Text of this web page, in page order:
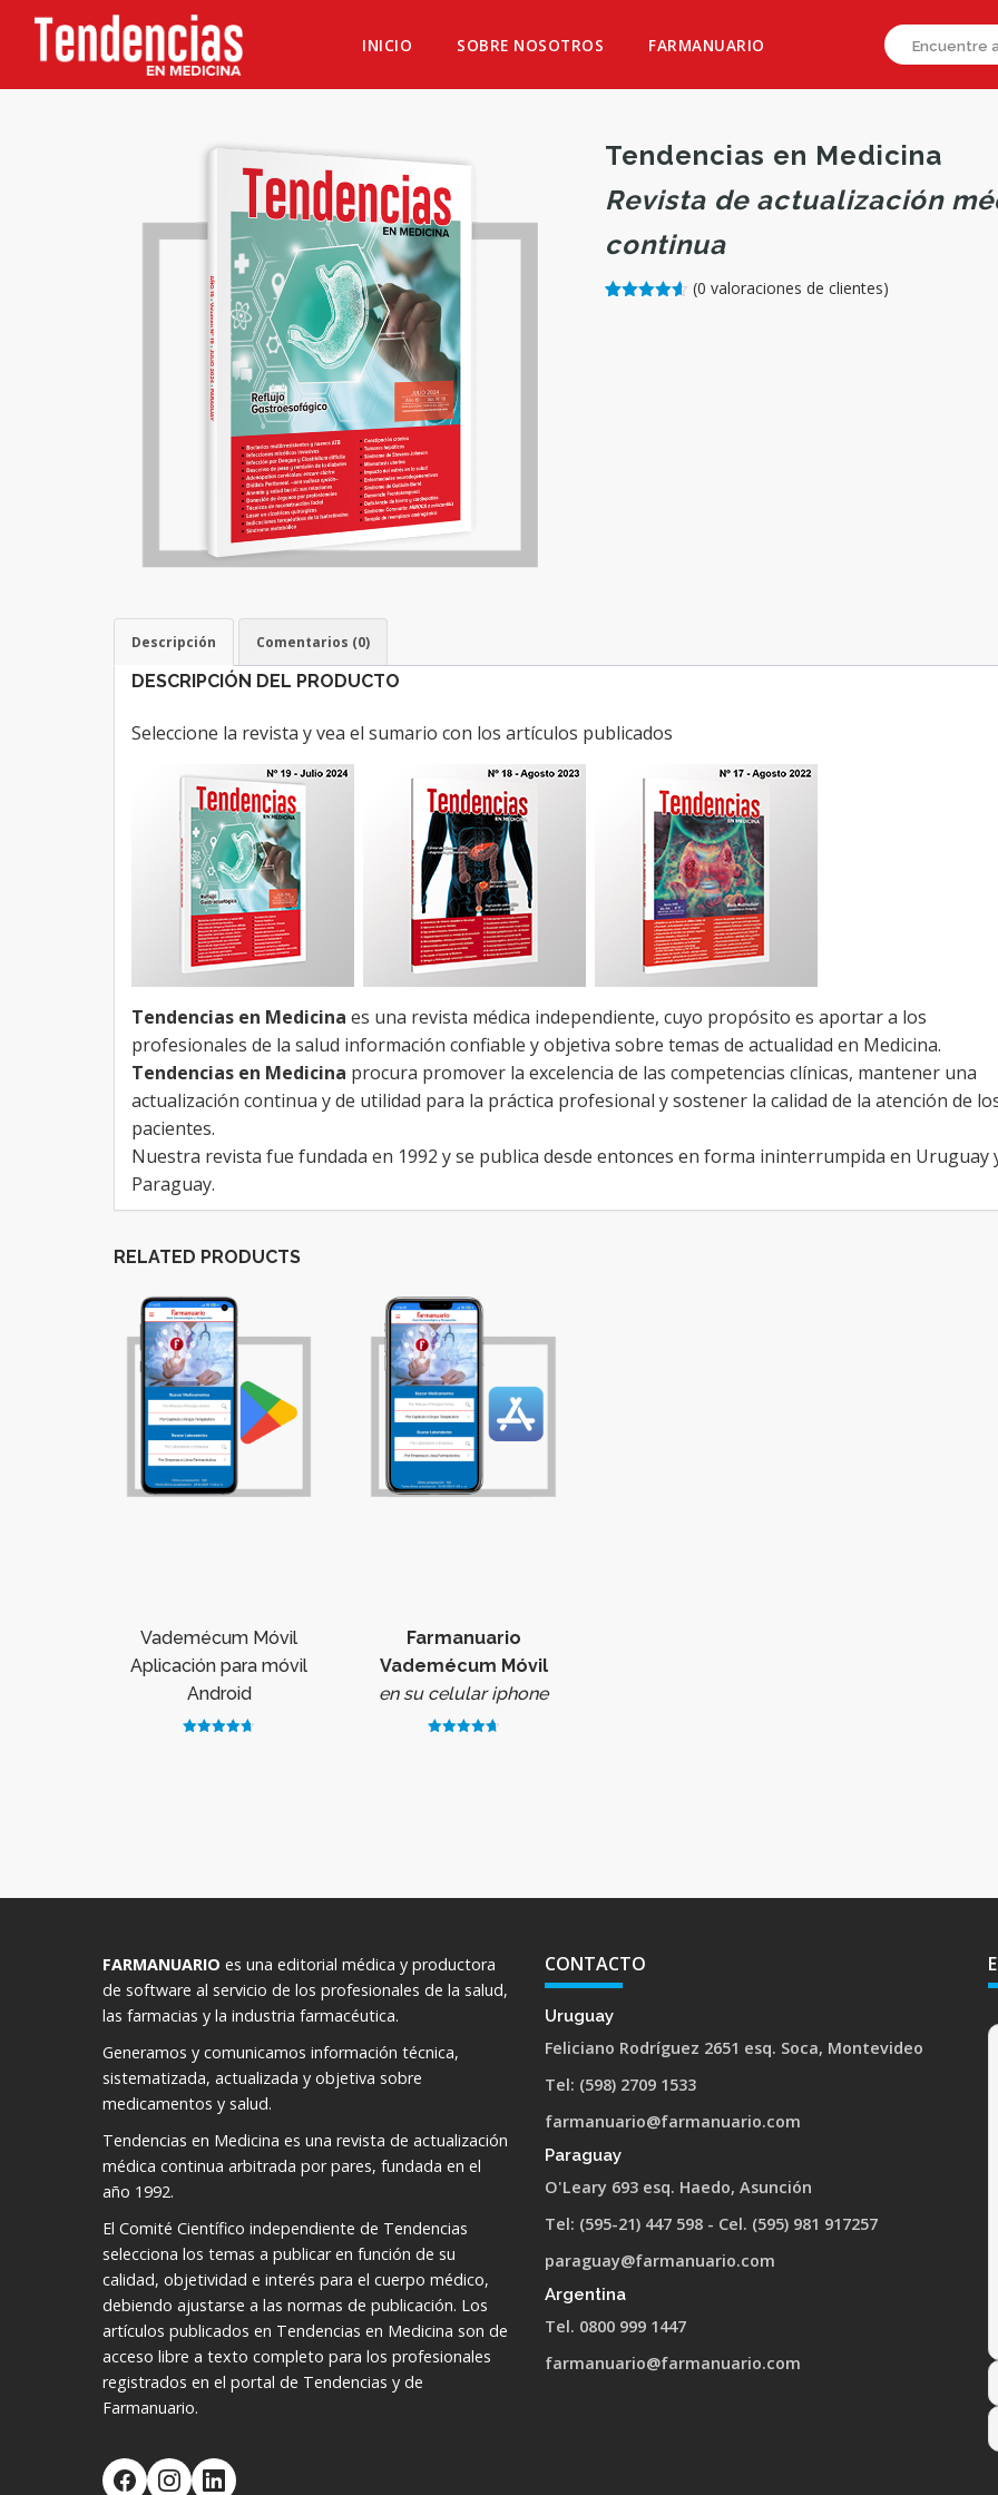
INICIO SOBRE NOSOTROS FARMANUARIO
Tendencias en Medicina
Revista de actualización
continua
(0 valoraciones de clientes)
Descripción Comentarios (0)
DESCRIPCIÓN DEL PRODUCTO
Seleccione la revista y vea el sumario con los artículos publicados
Tendencias en Medicina es una revista médica independiente, cuyo propósito es aportar a los
profesionales de la salud información confiable y objetiva sobre temas de actualidad en Medicina.
Tendencias en Medicina procura promover la excelencia de las competencias clínicas, mantener una
actualización continua y de utilidad para la práctica profesional y sostener la calidad de la atención de
pacientes.
Nuestra revista fue fundada en 1992 y se publica desde entonces en forma ininterrumpida en Uruguay
Paraguay.
RELATED PRODUCTS
Vademécum Móvil
Aplicación para móvil
Android
Farmanuario
Vademécum Móvil
en su celular iphone
FARMANUARIO es una editorial médica y productora
de software al servicio de los profesionales de la salud,
las farmacias y la industria farmacéutica.
Generamos y comunicamos información técnica,
sistematizada, actualizada y objetiva sobre
medicamentos y salud.
Tendencias en Medicina es una revista de actualización
médica continua arbitrada por pares, fundada en el
año 1992.
El Comité Científico independiente de Tendencias
selecciona los temas a publicar en función de su
calidad, objetividad e interés para el cuerpo médico,
debiendo ajustarse a las normas de publicación. Los
artículos publicados en Tendencias en Medicina son de
acceso libre a texto completo para los profesionales
registrados en el portal de Tendencias y de
Farmanuario.
CONTACTO
Uruguay
Feliciano Rodríguez 2651 esq. Soca, Montevideo
Tel: (598) 2709 1533
farmanuario@farmanuario.com
Paraguay
O'Leary 693 esq. Haedo, Asunción
Tel: (595-21) 447 598 - Cel. (595) 981 917257
paraguay@farmanuario.com
Argentina
Tel. 0800 999 1447
farmanuario@farmanuario.com